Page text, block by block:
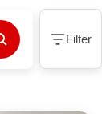
Filter